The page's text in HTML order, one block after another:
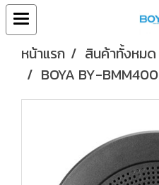
หน้าแรก สินค้าทั้งหมด
BOYA BY-BMM400